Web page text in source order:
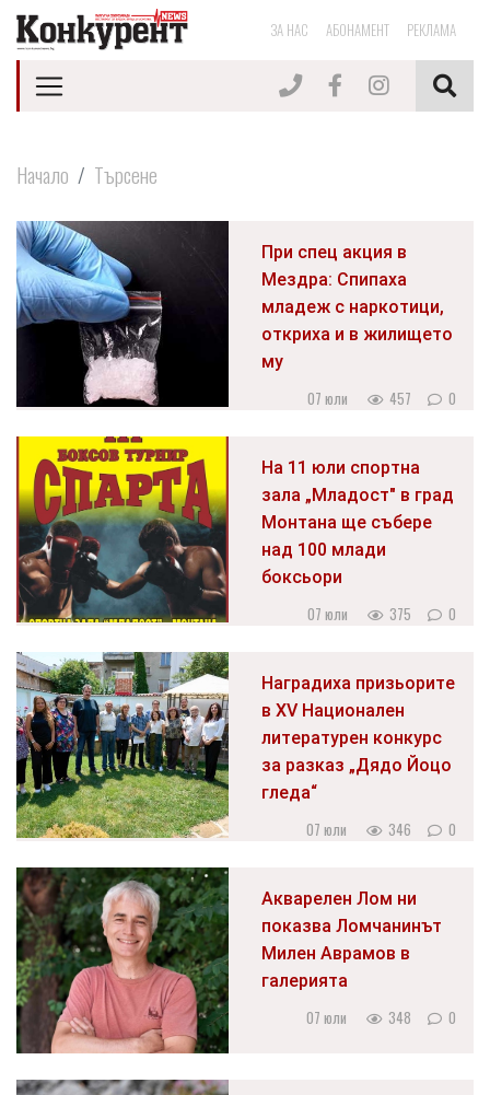
ЗА НАС АБОНАМЕНТ РЕКЛАМА
Начало Търсене
При спец акция в
Мездра: Спипаха
младеж с наркотици,
откриха и в жилището
му
07 юли 457 0
На 11 юли спортна
зала „Младост" в град
Монтана ще събере
над 100 млади
боксьори
07 юли 375 0
Наградиха призьорите
в XV Национален
литературен конкурс
за разказ „Дядо Йоцо
гледа“
07 юли 346 0
Акварелен Лом ни
показва Ломчанинът
Милен Аврамов в
галерията
07 юли 348 0